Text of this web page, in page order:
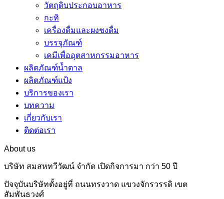
วัตถุดิบประกอบอาหาร
กะทิ
เครื่องดื่มและผงชงดื่ม
บรรจุภัณฑ์
เคมีเพื่ออุตสาหกรรมอาหาร
ผลิตภัณฑ์น้ำตาล
ผลิตภัณฑ์แป้ง
บริการของเรา
บทความ
เกี่ยวกับเรา
ติดต่อเรา
About us
บริษัท สมสหทวีวัฒน์ จำกัด เปิดกิจการมา กว่า 50 ปี
ปัจจุบันบริษัทตั้งอยู่ที่ ถนนทรงวาด แขวงจักรวรรดิ เขต
สัมพันธวงศ์